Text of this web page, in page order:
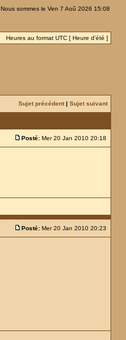
Nous sommes le Ven 7 Aoû 2026 15:08
Heures au format UTC [ Heure d’été ]
Sujet précédent | Sujet suivant
Posté: Mer 20 Jan 2010 20:18
Posté: Mer 20 Jan 2010 20:23